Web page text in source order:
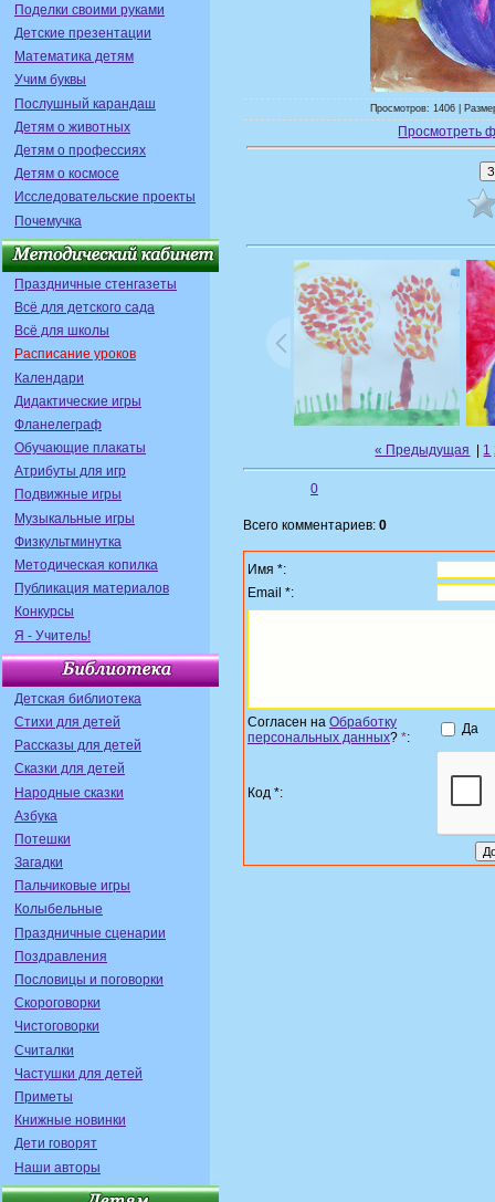
Поделки своими руками
Детские презентации
Математика детям
Учим буквы
Послушный карандаш
Детям о животных
Детям о профессиях
Детям о космосе
Исследовательские проекты
Почемучка
Праздничные стенгазеты
Всё для детского сада
Всё для школы
Расписание уроков
Календари
Дидактические игры
Фланелеграф
Обучающие плакаты
Атрибуты для игр
Подвижные игры
Музыкальные игры
Физкультминутка
Методическая копилка
Публикация материалов
Конкурсы
Я - Учитель!
Детская библиотека
Стихи для детей
Рассказы для детей
Сказки для детей
Народные сказки
Азбука
Потешки
Загадки
Пальчиковые игры
Колыбельные
Праздничные сценарии
Поздравления
Пословицы и поговорки
Скороговорки
Чистоговорки
Считалки
Частушки для детей
Приметы
Книжные новинки
Дети говорят
Наши авторы
Просмотров: 1406 |
Просмотреть
« Предыдущая 1
0
Всего комментариев: 0
Имя *:
Email *:
Согласен на Обработку
персональных данных? *:
Да
Код *: